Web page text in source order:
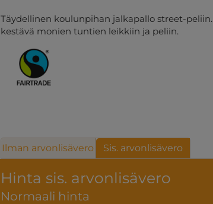
Täydellinen koulunpihan jalkapallo street-
kestävä monien tuntien leikkiin ja peliin.
Hinta sis. arvonlisävero
Normaali hinta
Ilman arvonlisävero Sis. arvonlisävero